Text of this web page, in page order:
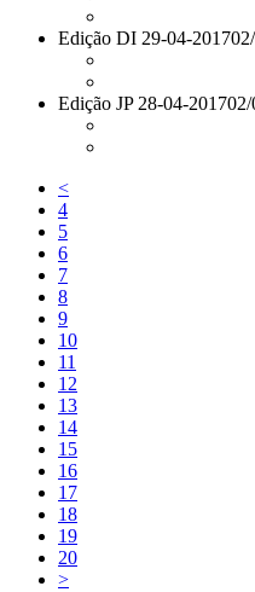
Edição DI 29-04-2017
Edição JP 28-04-201702/
<
4
5
6
7
8
9
10
11
12
13
14
15
16
17
18
19
20
>